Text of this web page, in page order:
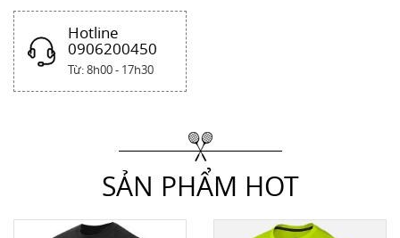
Hotline
0906200450
Từ: 8h00 - 17h30
SẢN PHẨM HOT